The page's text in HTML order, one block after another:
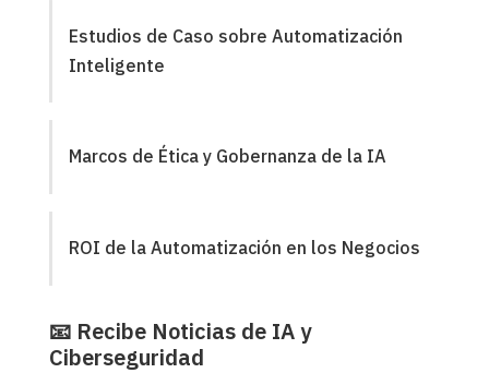
Estudios de Caso sobre Automatización
Inteligente
Marcos de Ética y Gobernanza de la IA
ROI de la Automatización en los Negocios
📧 Recibe Noticias de IA y
Ciberseguridad